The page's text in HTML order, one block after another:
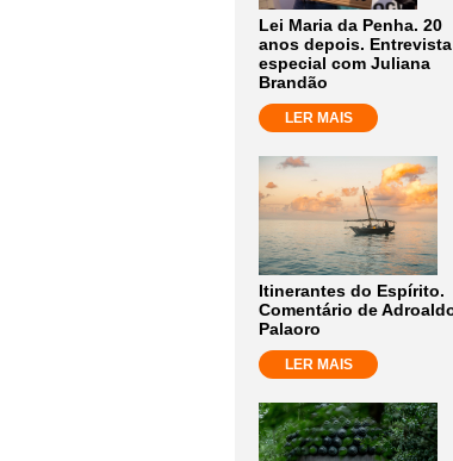
Lei Maria da Penha. 20
anos depois. Entrevista
especial com Juliana
Brandão
LER MAIS
Itinerantes do Espírito.
Comentário de
Palaoro
LER MAIS